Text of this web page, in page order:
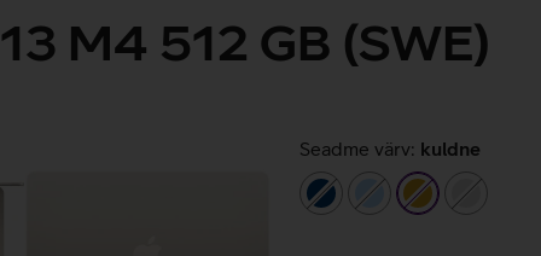
M4 512 GB (SWE)
Seadme värv: kuldne
tumesinine
helesininekuldne